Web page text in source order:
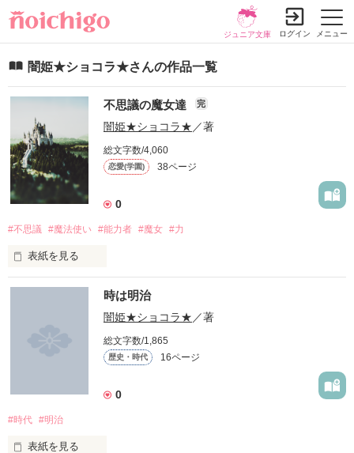
メニュー
ジュニア文庫 ログイン
闇姫★ショコラ★さんの作品一覧
不思議の魔女達 完
闇姫★ショコラ★ ／著
総文字数/4,060
恋愛(学園) 38ページ
0
#不思議 #魔法使い #能力者 #魔女 #力
表紙を見る
〜こんにちは〜
久しぶりの☆闇姫☆ショコラでーす！
三話目書いてみよ〜と思い始めました
是非少しでも立ち読みしてくれると幸いです！
*☼*―――――*☼*―――――*☼*―――――
*☼*―――――*☼*―――――*☼*―――――
時は明治
闇姫★ショコラ★ ／著
総文字数/1,865
歴史・時代 16ページ
0
#時代 #明治
表紙を見る